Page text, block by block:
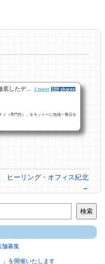
したデ... 1 tweet 159 shares
ィ（専門性）」をモットーに地域一番店を
ヒーリング・オフィス紀北
→
検索
募集
」を開催いたします